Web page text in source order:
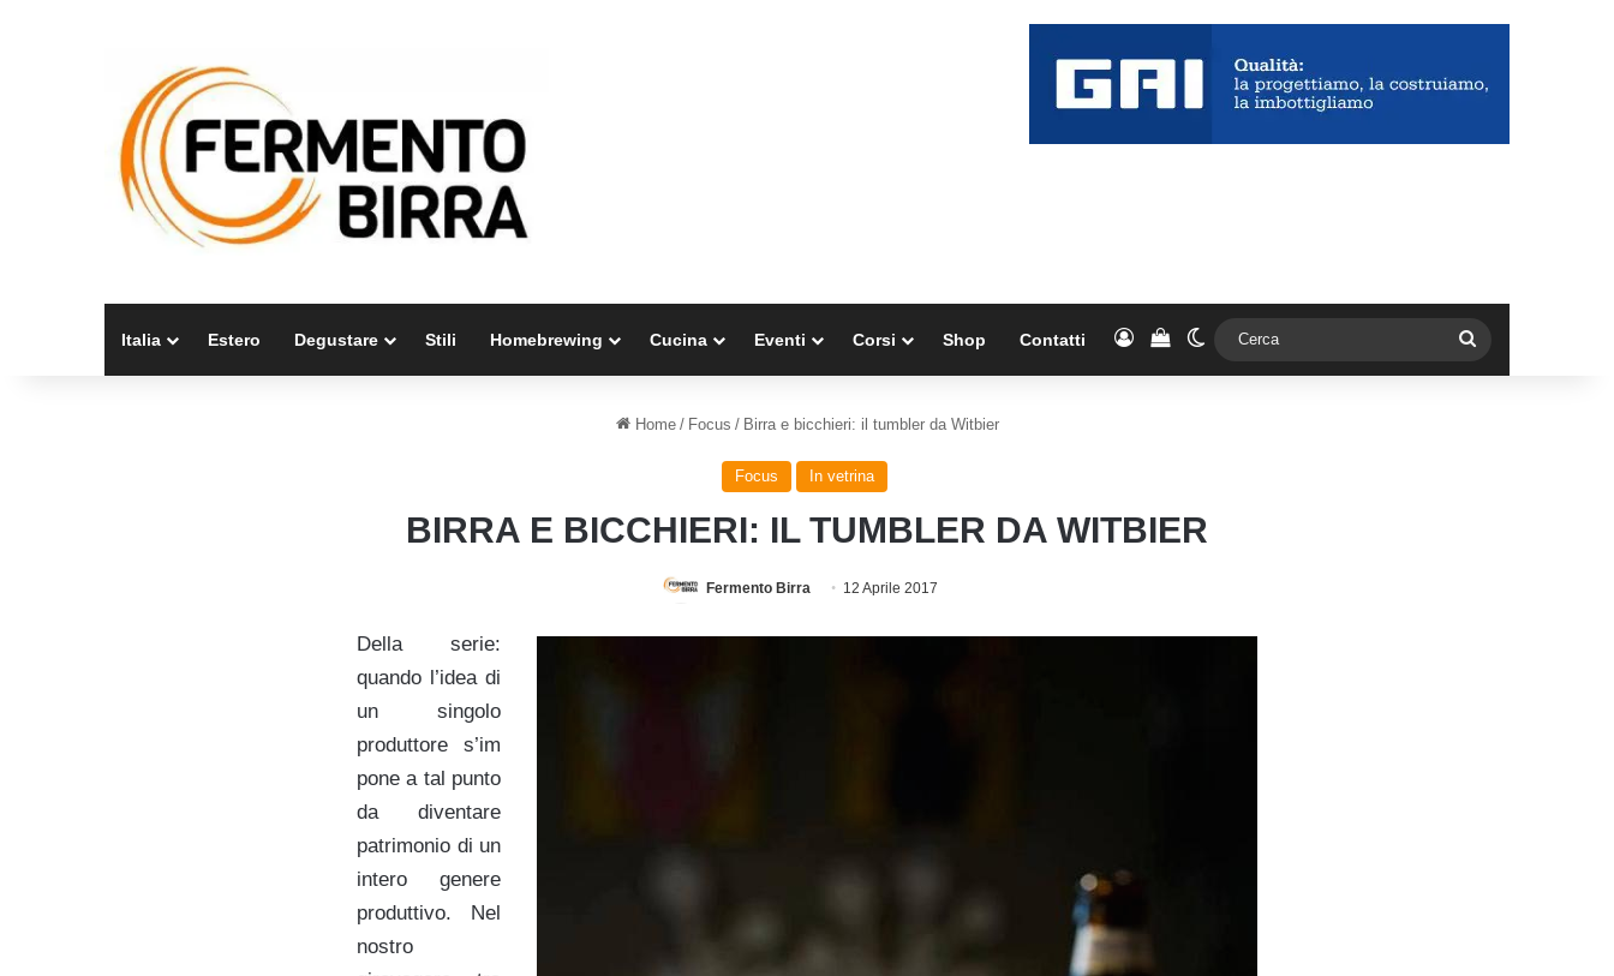
Italia Estero Degustare Stili Homebrewing Cucina Eventi Corsi Shop Contatti AccediVedi il carrello
Cambia aspetto
Home / Focus / Birra e bicchieri: il tumbler da Witbier
Focus In vetrina
BIRRA E BICCHIERI: IL TUMBLER DA WITBIER
Fermento Birra 12 Aprile 2017
Della serie:
quando l’idea di
un singolo
produttore s’im
pone a tal punto
da diventare
patrimonio di un
intero genere
produttivo. Nel
nostro